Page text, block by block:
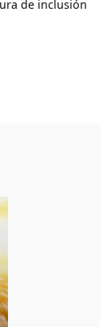
de inclusión